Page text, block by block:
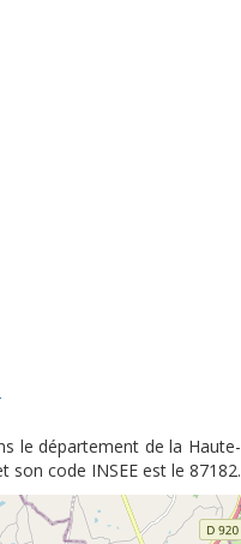
le département de la Haute-
son code INSEE est le 87182.